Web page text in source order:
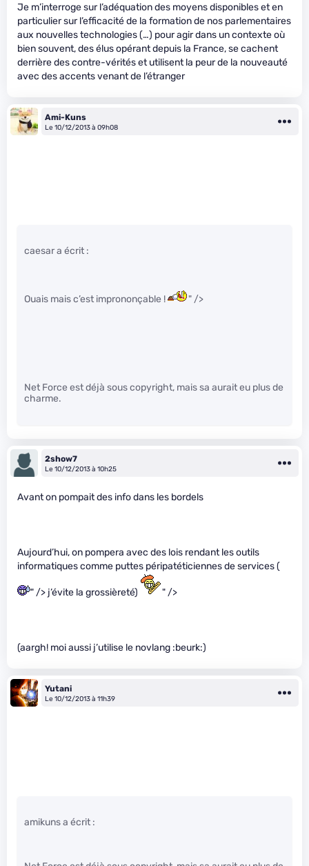
Je m’interroge sur l’adéquation des moyens disponibles et en
particulier sur l’efficacité de la formation de nos parlementaires
aux nouvelles technologies (…) pour agir dans un contexte où
bien souvent, des élus opérant depuis la France, se cachent
derrière des contre-vérités et utilisent la peur de la nouveauté
avec des accents venant de l’étranger
Ami-Kuns
Le 10/12/2013 à 09h08
caesar a écrit :
Ouais mais c’est imprononçable ! " />
Net Force est déjà sous copyright, mais sa aurait eu plus de
charme.
2show7
Le 10/12/2013 à 10h25
Avant on pompait des info dans les bordels
Aujourd’hui, on pompera avec des lois rendant les outils
informatiques comme puttes péripatéticiennes de services (
" /> j’évite la grossièreté) " />
(aargh! moi aussi j’utilise le novlang :beurk:)
Yutani
Le 10/12/2013 à 11h39
amikuns a écrit :